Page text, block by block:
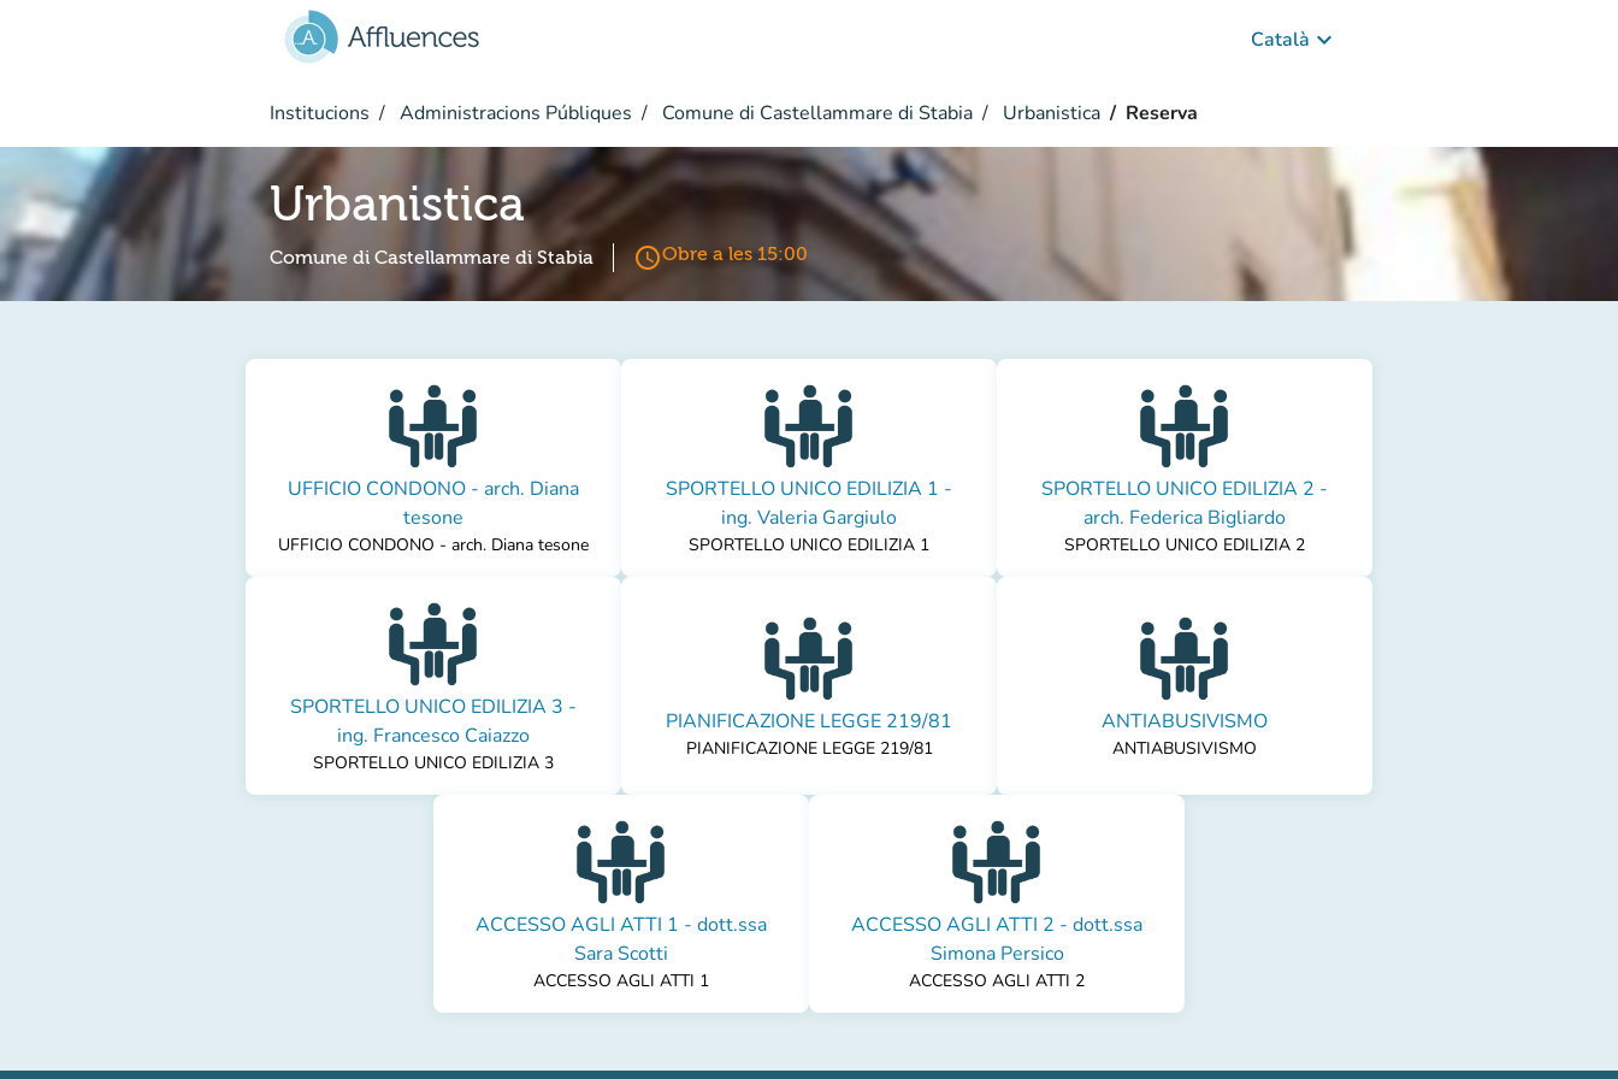
Català keyboard_arrow_down
Institucions Administracions Públiques Comune di Castellammare di Stabia Urbanistica Reserva
Urbanistica
Comune di Castellammare di Stabia access_timeObre a les 15:00
UFFICIO CONDONO - arch. Diana
tesone
UFFICIO CONDONO - arch. Diana tesone
SPORTELLO UNICO EDILIZIA 1 -
ing. Valeria Gargiulo
SPORTELLO UNICO EDILIZIA 1
SPORTELLO UNICO EDILIZIA 2 -
arch. Federica Bigliardo
SPORTELLO UNICO EDILIZIA 2
SPORTELLO UNICO EDILIZIA 3 -
ing. Francesco Caiazzo
SPORTELLO UNICO EDILIZIA 3
PIANIFICAZIONE LEGGE 219/81
PIANIFICAZIONE LEGGE 219/81
ANTIABUSIVISMO
ANTIABUSIVISMO
ACCESSO AGLI ATTI 1 - dott.ssa
Sara Scotti
ACCESSO AGLI ATTI 1
ACCESSO AGLI ATTI 2 - dott.ssa
Simona Persico
ACCESSO AGLI ATTI 2